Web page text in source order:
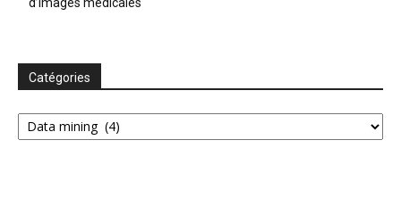
Catégories
Catégories